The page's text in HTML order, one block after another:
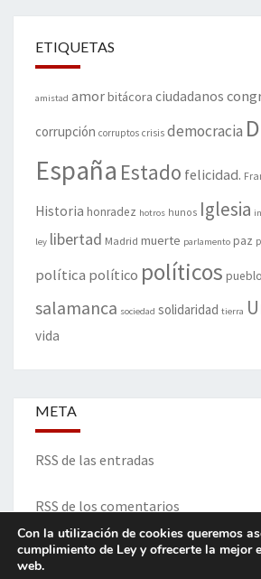
ETIQUETAS
amistad amorbitácora ciudadanos
corrupción corruptos crisis democracia
España Estado felicidad.
Historia honradez hotros hunos Iglesia
ley libertad Madrid muerte parlamento paz
política político políticos pueblo
salamanca sociedad solidaridad tierra
vida
META
RSS de las entradas
RSS de los comentarios
Con la utilización de cookies queremos
cumplimiento de Ley y ofrecerte la mejor
web.